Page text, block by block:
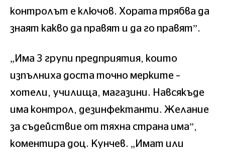
контролът е ключов. Хората трябва да
знаят какво да правят и да го правят”.
„Има 3 групи предприятия, които
изпълниха доста точно мерките –
хотели, училища, магазини. Навсякъде
има контрол, дезинфектанти. Желание
за съдействие от тяхна страна има”,
коментира доц. Кунчев. „Имат или